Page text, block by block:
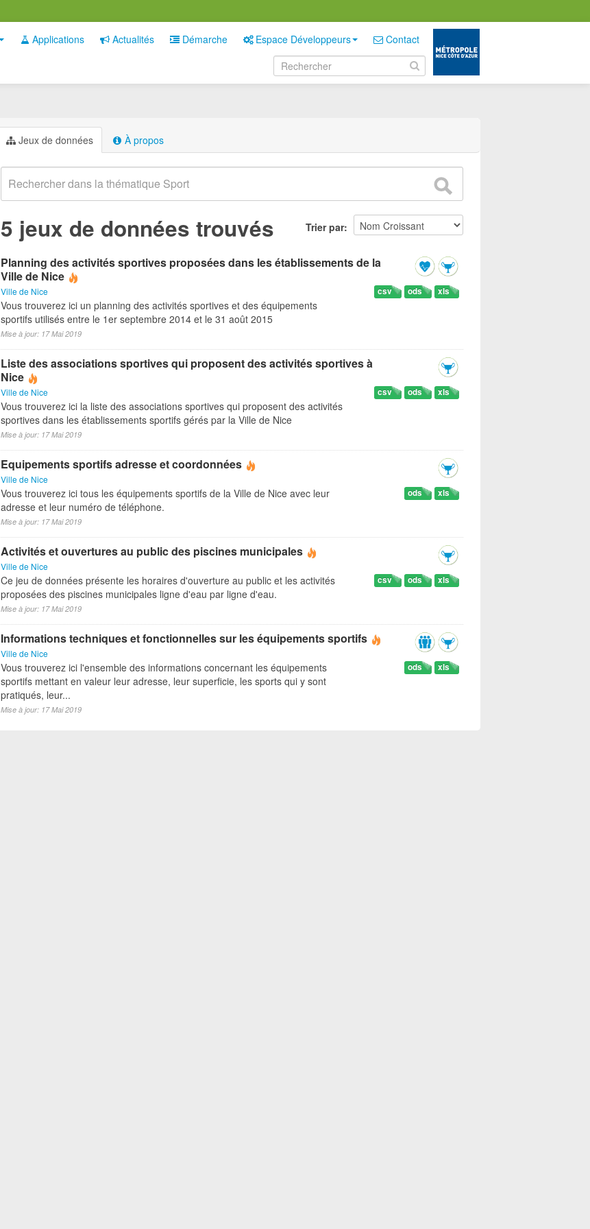
Applications Actualités Démarche Espace Développeurs Contact
Jeux de données À propos
Trier par
5 jeux de données trouvés
Planning des activités sportives proposées dans les établissements de la
Ville de Nice
Ville de Nice xls
ods
csv
Vous trouverez ici un planning des activités sportives et des équipements
sportifs utilisés entre le 1er septembre 2014 et le 31 août 2015
Mise à jour: 17 Mai 2019
Liste des associations sportives qui proposent des activités sportives à
Nice
Ville de Nice xls
ods
csv
Vous trouverez ici la liste des associations sportives qui proposent des activités
sportives dans les établissements sportifs gérés par la Ville de Nice
Mise à jour: 17 Mai 2019
Equipements sportifs adresse et coordonnées
Ville de Nice
xls
ods
Vous trouverez ici tous les équipements sportifs de la Ville de Nice avec leur
adresse et leur numéro de téléphone.
Mise à jour: 17 Mai 2019
Activités et ouvertures au public des piscines municipales
Ville de Nice
xls
ods
csv
Ce jeu de données présente les horaires d'ouverture au public et les activités
proposées des piscines municipales ligne d'eau par ligne d'eau.
Mise à jour: 17 Mai 2019
Informations techniques et fonctionnelles sur les équipements sportifs
Ville de Nice
xls
ods
Vous trouverez ici l'ensemble des informations concernant les équipements
sportifs mettant en valeur leur adresse, leur superficie, les sports qui y sont
pratiqués, leur...
Mise à jour: 17 Mai 2019